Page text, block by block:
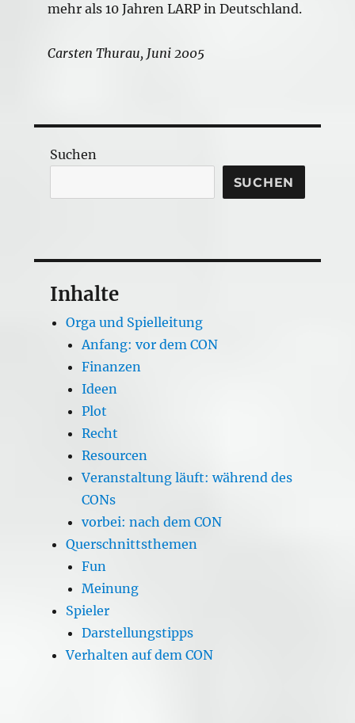
mehr als 10 Jahren LARP in Deutschland.
Carsten Thurau, Juni 2005
Suchen
SUCHEN
Inhalte
Orga und Spielleitung
Anfang: vor dem CON
Finanzen
Ideen
Plot
Recht
Resourcen
Veranstaltung läuft: während des
CONs
vorbei: nach dem CON
Querschnittsthemen
Fun
Meinung
Spieler
Darstellungstipps
Verhalten auf dem CON